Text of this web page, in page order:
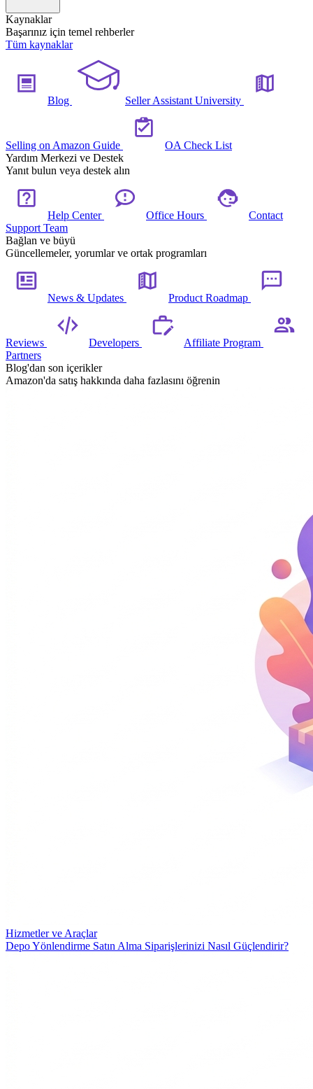
Kaynaklar
Başarınız için temel rehberler
Tüm kaynaklar
Blog Seller Assistant University
Selling on Amazon Guide
OA Check List
Yardım Merkezi ve Destek
Yanıt bulun veya destek alın
Help Center Office Hours
Contact
Support Team
Bağlan ve büyü
Güncellemeler, yorumlar ve ortak programları
News & Updates Product Roadmap
Reviews Developers
Affiliate Program
Partners
Blog'dan son içerikler
Amazon'da satış hakkında daha fazlasını öğrenin
Hizmetler ve Araçlar
Depo Yönlendirme Satın Alma Siparişlerinizi Nasıl Güçlendirir?